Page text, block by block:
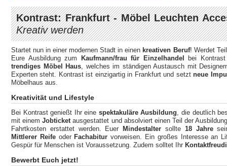
Kontrast: Frankfurt - Möbel Leuchten
Kreativ werden
Startet nun in einer modernen Stadt in einen kreativen Beruf! Werdet
Eure Ausbildung zum
Kaufmann/frau für Einzelhandel
bei
trendiges Möbel Haus, welches im ständigen Austausch mit
Experten steht. Kontrast ist einzigartig in Frankfurt und setztneue
Möbelhaus aus.
Kreativität und Lifestyle
Bei Kontrast genießt Ihr eine spektakuläre Ausbildung, die deutlich
mit einem Jobticketausgestattet und absolviert einen Teil der
Fahrtkosten erstattet werden. Euer
Mindestalter sollte 18 Jahre
Mittlerer Reife oderFachabiturvorweisen. Ein großes Interesse an
Gespür für Menschen ist Voraussetzung. Zudem solltet Ihr
Bewerbt Euch jetzt!